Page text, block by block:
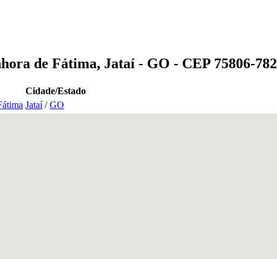
de Fátima, Jataí - GO - CEP 75806-782
Cidade/Estado
Jataí/GO